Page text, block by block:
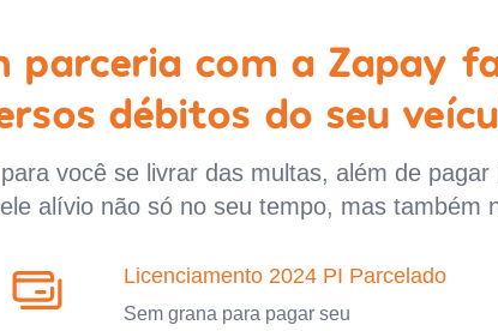
parceria com a Zapay
débitos do seu
você se livrar das multas, além de pagar
alívio não só no seu tempo, mas também
Licenciamento 2024 PI Parcelado
Sem grana para pagar seu